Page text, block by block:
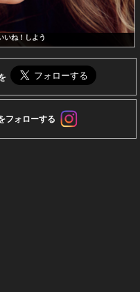
いね！しよう
フォローする